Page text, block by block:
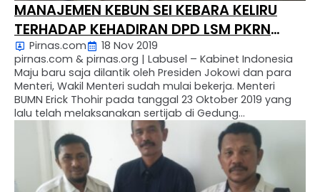
MANAJEMEN KEBUN SEI KEBARA KELIRU
TERHADAP KEHADIRAN DPD LSM PKRN
LABUHANBATU RAYA
Pirnas.com
18 Nov 2019
pirnas.com & pirnas.org | Labusel – Kabinet Indonesia
Maju baru saja dilantik oleh Presiden Jokowi dan para
Menteri, Wakil Menteri sudah mulai bekerja. Menteri
BUMN Erick Thohir pada tanggal 23 Oktober 2019 yang
lalu telah melaksanakan sertijab di Gedung
Kementerian BUMN Jakarta Pusat. Menteri BUMN Erick
Thoir telah meminta Direksi BUMN untuk membuat
rencana kerja …